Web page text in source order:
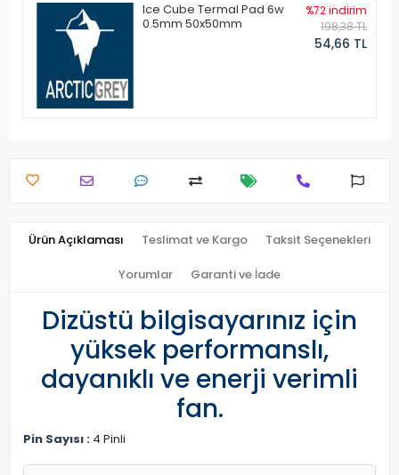
Ice Cube Termal Pad 6w
0.5mm 50x50mm
%72 indirim
198,38 TL
54,66 TL
Ürün Açıklaması Teslimat ve Kargo Taksit Seçenekleri
Yorumlar Garanti ve İade
Dizüstü bilgisayarınız için
yüksek performanslı,
dayanıklı ve enerji verimli
fan.
Pin Sayısı : 4 Pinli